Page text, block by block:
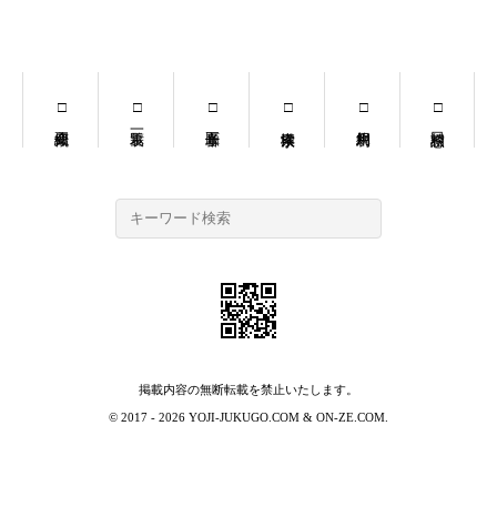
掲載内容の無断転載を禁止いたします。
© 2017 - 2026 YOJI-JUKUGO.COM & ON-ZE.COM